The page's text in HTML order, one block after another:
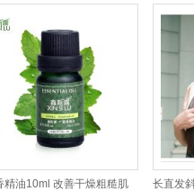
精油10ml 改善干燥粗糙肌 长直发